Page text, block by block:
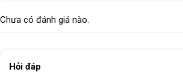
Chưa có đánh giá nào.
Hỏi đáp